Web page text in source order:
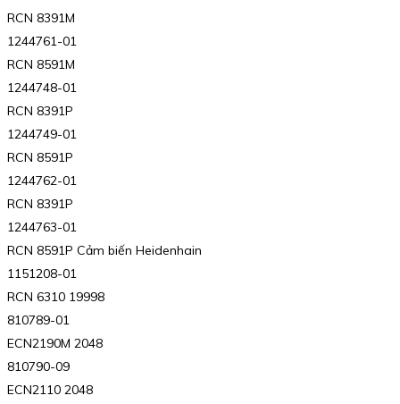
RCN 8391M
1244761-01
RCN 8591M
1244748-01
RCN 8391P
1244749-01
RCN 8591P
1244762-01
RCN 8391P
1244763-01
RCN 8591P Cảm biến Heidenhain
1151208-01
RCN 6310 19998
810789-01
ECN2190M 2048
810790-09
ECN2110 2048